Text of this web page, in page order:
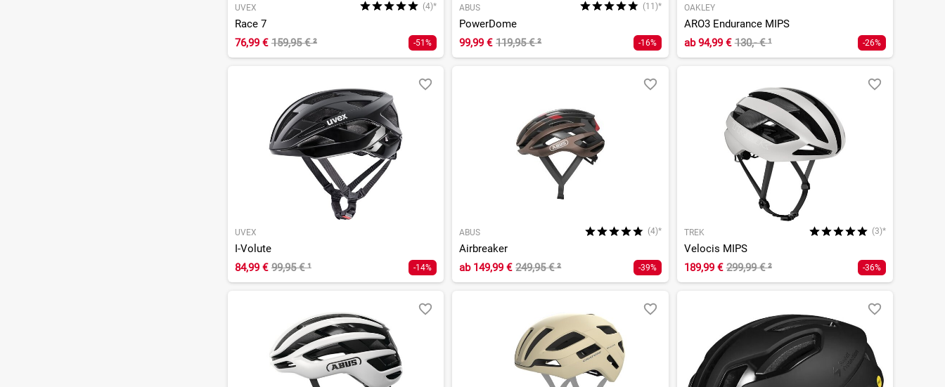
UVEX (4)*
Race 7
76,99 € 159,95 €² -51%
ABUS (11)*
PowerDome
99,99 € 119,95 €² -16%
OAKLEY
ARO3 Endurance MIPS
ab94,99 € 130,- €¹ -26%
UVEX
I-Volute
84,99 € 99,95 €¹ -14%
ABUS (4)*
Airbreaker
ab149,99 € 249,95 €² -39%
TREK (3)*
Velocis MIPS
189,99 € 299,99 €² -36%